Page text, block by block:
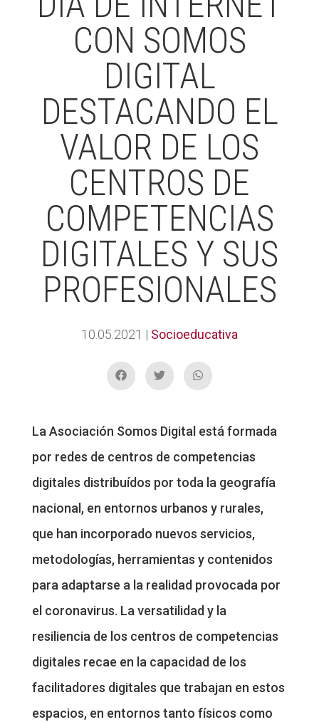
CON SOMOS
DIGITAL
DESTACANDO EL
VALOR DE LOS
CENTROS DE
COMPETENCIAS
DIGITALES Y SUS
PROFESIONALES
10.05.2021 | Socioeducativa
La Asociación Somos Digital está formada
por redes de centros de competencias
digitales distribuídos por toda la geografía
nacional, en entornos urbanos y rurales,
que han incorporado nuevos servicios,
metodologías, herramientas y contenidos
para adaptarse a la realidad provocada por
el coronavirus. La versatilidad y la
resiliencia de los centros de competencias
digitales recae en la capacidad de los
facilitadores digitales que trabajan en estos
espacios, en entornos tanto físicos como